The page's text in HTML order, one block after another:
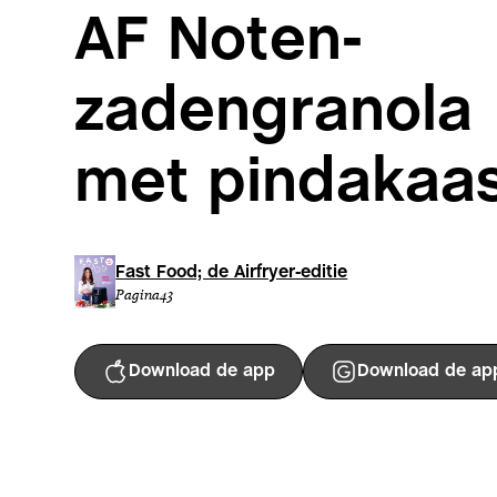
AF Noten-
zadengranola
met
Fast Food; de Airfryer-editie
Pagina43
Download de app Download de